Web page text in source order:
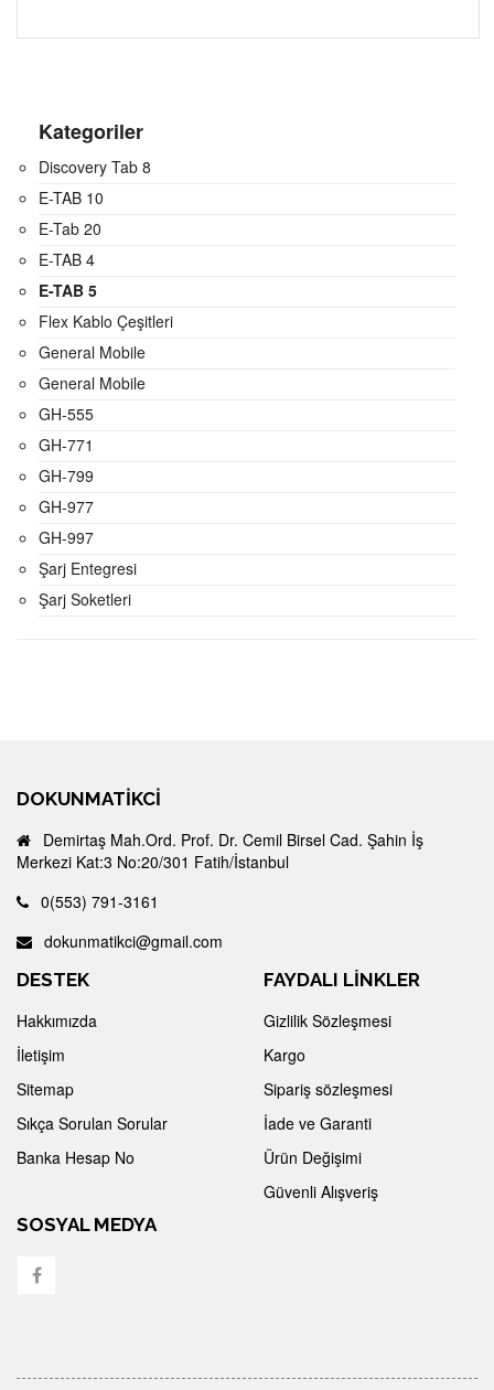
Kategoriler
Discovery Tab 8
E-TAB 10
E-Tab 20
E-TAB 4
E-TAB 5
Flex Kablo Çeşitleri
General Mobile
General Mobile
GH-555
GH-771
GH-799
GH-977
GH-997
Şarj Entegresi
Şarj Soketleri
DOKUNMATIKCI
Demirtaş Mah.Ord. Prof. Dr. Cemil Birsel Cad. Şahin İş
Merkezi Kat:3 No:20/301 Fatih/İstanbul
0(553) 791-3161
dokunmatikci@gmail.com
DESTEK
Hakkımızda
İletişim
Sitemap
Sıkça Sorulan Sorular
Banka Hesap No
FAYDALI LİNKLER
Gizlilik Sözleşmesi
Kargo
Sipariş sözleşmesi
İade ve Garanti
Ürün Değişimi
Güvenli Alışveriş
SOSYAL MEDYA